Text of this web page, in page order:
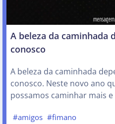
A beleza da caminhada
conosco
A beleza da caminhada
conosco. Neste novo ano
possamos caminhar mais
#amigos #fimano